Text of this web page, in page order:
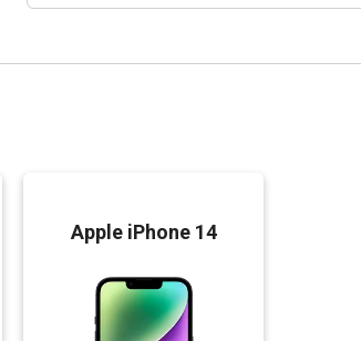
Apple iPhone 14